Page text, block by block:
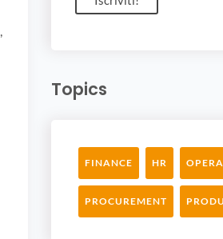
Topics
FINANCE HR
PROCUREMENT